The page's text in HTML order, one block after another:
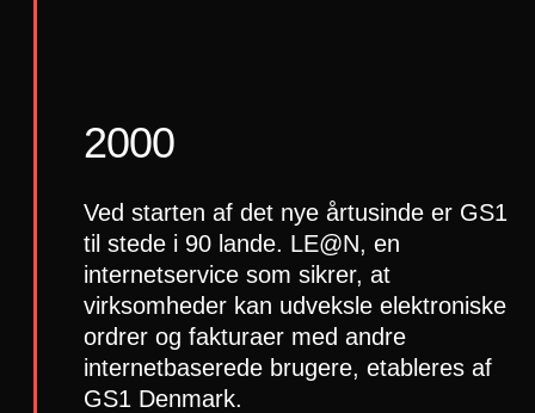
2000
Ved starten af det nye årtusinde er GS1
til stede i 90 lande. LE@N, en
internetservice som sikrer, at
virksomheder kan udveksle elektroniske
ordrer og fakturaer med andre
internetbaserede brugere, etableres af
GS1 Denmark.